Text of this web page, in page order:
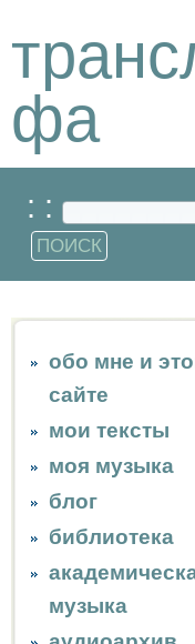
фа
: :
обо мне и
сайте
мои тексты
моя музыка
блог
библиотека
музыка